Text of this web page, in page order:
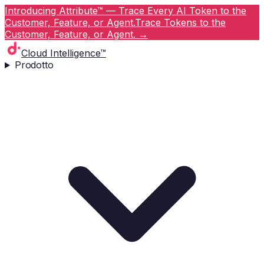
Introducing Attribute™ — Trace Every AI Token to the
Customer, Feature, or Agent.Trace Tokens to the
Customer, Feature, or Agent. →
Cloud Intelligence™
Prodotto